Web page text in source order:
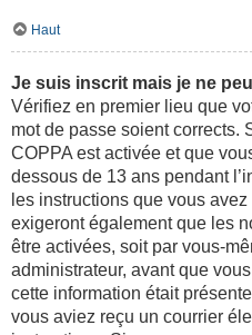
Haut
Je suis inscrit mais je ne
Vérifiez en premier lieu que
mot de passe soient corrects.
COPPA est activée et que
dessous de 13 ans pendant
les instructions que vous
exigeront également que les
être activées, soit par vous-
administrateur, avant que
cette information était
vous aviez reçu un courrier